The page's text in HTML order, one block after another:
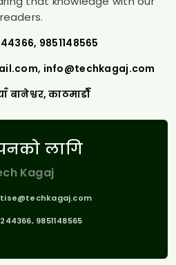
readers.
9851148565
, info@techkagaj.com
बानेश्वर, काठमाडौँ
लागि
Kagaj
9851148565